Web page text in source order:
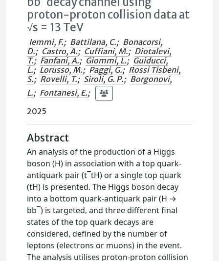
proton-proton collision data at
√s = 13 TeV
Iemmi, F.; Battilana, C.; Bonacorsi,
D.; Castro, A.; Cuffiani, M.; Diotalevi,
T.; Fanfani, A.; Giommi, L.; Guiducci,
L.; Lorusso, M.; Paggi, G.; Rossi Tisbeni,
S.; Rovelli, T.; Siroli, G. P.; Borgonovi,
L.; Fontanesi, E.;
2025
Abstract
An analysis of the production of a Higgs
boson (H) in association with a top quark-
antiquark pair (t¯tH) or a single top quark
(tH) is presented. The Higgs boson decay
into a bottom quark-antiquark pair (H →
bb¯) is targeted, and three different final
states of the top quark decays are
considered, defined by the number of
leptons (electrons or muons) in the event.
The analysis utilises proton-proton collision